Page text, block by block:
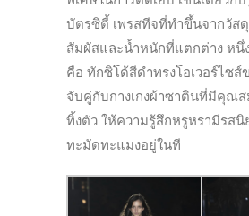
บัตรซิตี้ เพรสทีจที่ทำขึ้นจากวัสดุ
สัมผัสและน้ำหนักที่แตกต่าง หนึ่
คือ ทักซิโด้สีดำทรงโอเวอร์ไซส์
จับคู่กับกางเกงผ้าซาตินที่มีคุณ
ทิ้งตัว ให้ความรู้สึกหรูหรามีรสนิ
ทะมัดทะแมงอยู่ในที